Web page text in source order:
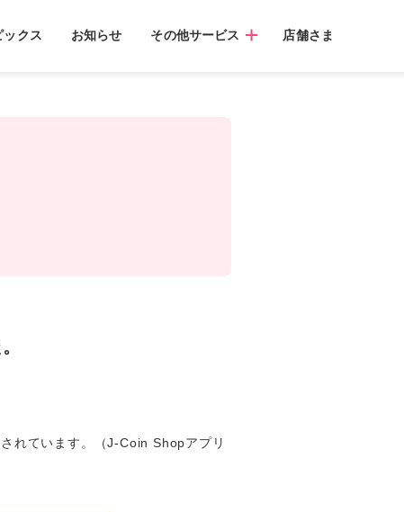
ックス お知らせ その他サービス 店舗さま
れています。（J-Coin Shopアプリ